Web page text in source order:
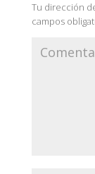
Tu dirección
campos